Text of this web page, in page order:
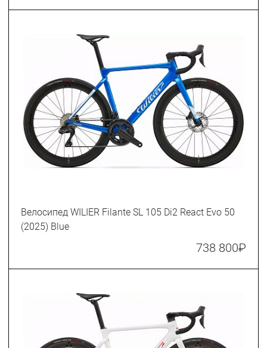
Велосипед WILIER Filante SL 105 Di2 React Evo 50
(2025) Blue
738 800₽